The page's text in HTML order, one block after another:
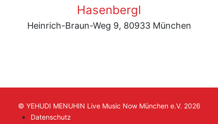
Hasenbergl
Heinrich-Braun-Weg 9, 80933 München
© YEHUDI MENUHIN Live Music Now München e.V. 2026
Datenschutz